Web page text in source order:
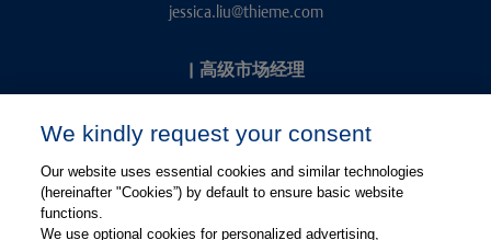
jessica.liu@thieme.com
| 高级市场经理
kevin.chang@thieme.com
We kindly request your consent
Our website uses essential cookies and similar technologies
(hereinafter "Cookies”) by default to ensure basic website
functions.
We use optional cookies for personalized advertising,